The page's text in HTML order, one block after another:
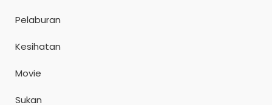
Pelaburan
Kesihatan
Movie
Sukan